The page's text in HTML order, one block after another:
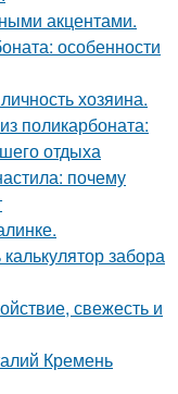
акцентами.
особенности
хозяина.
поликарбоната:
отдыха
почему
забора
свежесть и
Кремень